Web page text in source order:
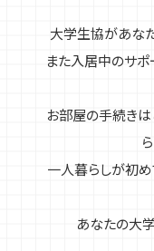
大学生協があな
また入居中のサポ
お部屋の手続きは
一人暮らしが初め
あなたの大